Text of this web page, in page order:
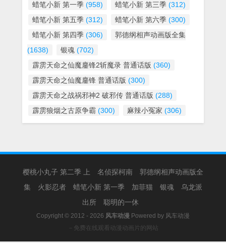
蜡笔小新 第一季 (958) 蜡笔小新 第三季 (312)
蜡笔小新 第五季 (312) 蜡笔小新 第六季 (300)
蜡笔小新 第四季 (306)
郭德纲相声动画版全集
(1638)
银魂 (702)
霹雳天命之仙魔鏖锋2斩魔录 普通话版 (360)
霹雳天命之仙魔鏖锋 普通话版 (300)
霹雳天命之战祸邪神2 破邪传 普通话版 (288)
霹雳狼烟之古原争霸 (300) 麻辣小冤家 (306)
樱桃小丸子 第二季 上 名侦探柯南
郭德纲相声动画版全
集
火影忍者 蜡笔小新 第一季 加菲猫 银魂
乌龙派
出所
聪明的一休
Copyright © 2012 - 2026 风车动漫 Powered by 风车动漫
－免费在线观看动漫动画片的网站